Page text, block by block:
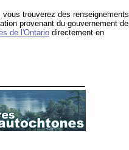
trouverez des renseignements
provenant du gouvernement de
de l'Ontario directement en